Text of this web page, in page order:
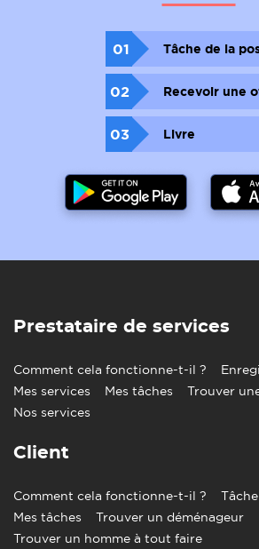
01 Tâche de la
02 Recevoir une
03 Livre
Prestataire de services
Comment cela fonctionne-t-il ?
Mes services
Mes tâches
Trouver
Nos services
Client
Comment cela fonctionne-t-il ?
Mes tâches
Trouver un déménageur
Trouver un homme à tout faire